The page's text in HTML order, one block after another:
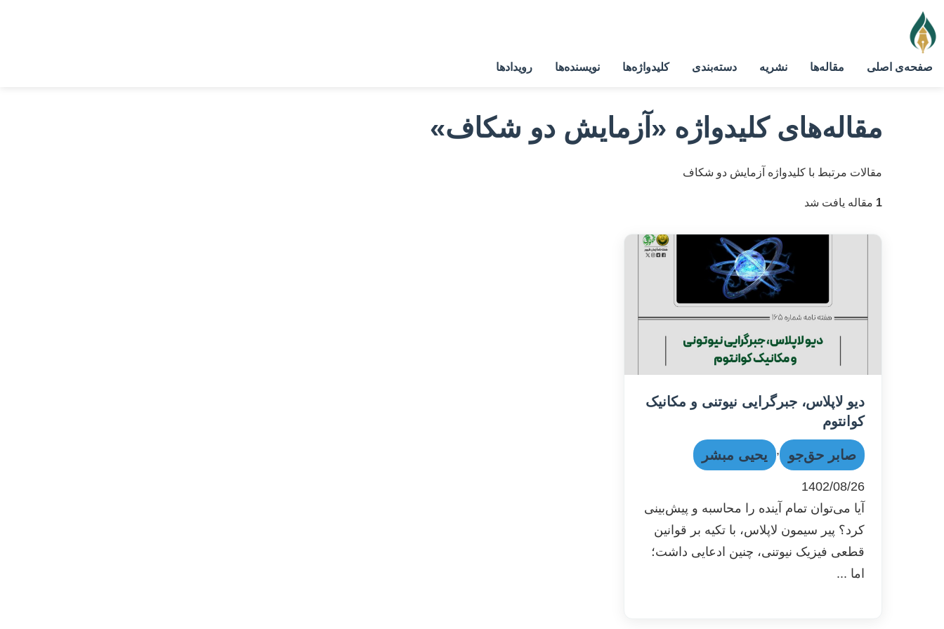
صفحه‌ی اصلی مقاله‌ها نشریه دسته‌بندی کلیدواژه‌ها نویسنده‌ها رویدادها
مقاله‌های کلیدواژه «آزمایش دو شکاف»
مقالات مرتبط با کلیدواژه آزمایش دو شکاف
1 مقاله یافت شد
دیو لاپلاس، جبرگرایی نیوتنی و مکانیک
کوانتوم
صابر حق‌جو , یحیی مبشر
1402/08/26
آیا می‌توان تمام آینده را محاسبه و پیش‌بینی
کرد؟ پیر سیمون لاپلاس، با تکیه بر قوانین
قطعی فیزیک نیوتنی، چنین ادعایی داشت؛
اما ...